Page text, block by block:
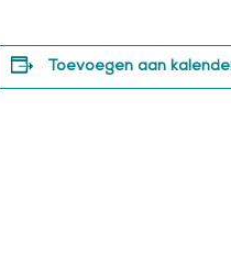
Toevoegen aan